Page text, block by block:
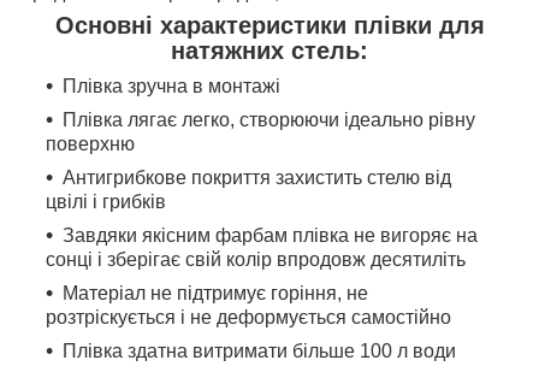
Основні характеристики плівки для
натяжних стель:
Плівка зручна в монтажі
Плівка лягає легко, створюючи ідеально рівну
поверхню
Антигрибкове покриття захистить стелю від
цвілі і грибків
Завдяки якісним фарбам плівка не вигоряє на
сонці і зберігає свій колір впродовж десятиліть
Матеріал не підтримує горіння, не
розтріскується і не деформується самостійно
Плівка здатна витримати більше 100 л води